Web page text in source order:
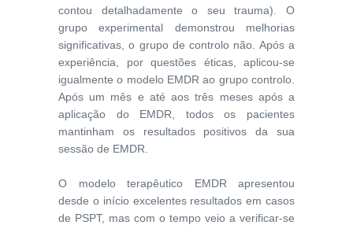
contou detalhadamente o seu trauma). O
grupo experimental demonstrou melhorias
significativas, o grupo de controlo não. Após a
experiência, por questões éticas, aplicou-se
igualmente o modelo EMDR ao grupo controlo.
Após um mês e até aos três meses após a
aplicação do EMDR, todos os pacientes
mantinham os resultados positivos da sua
sessão de EMDR.
O modelo terapêutico EMDR apresentou
desde o início excelentes resultados em casos
de PSPT, mas com o tempo veio a verificar-se